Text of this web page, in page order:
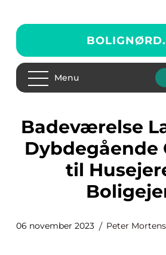
BOLIGNØRD.
Menu
Badeværelse Lampe: En
Dybdegående
til
06 november 2023 Peter